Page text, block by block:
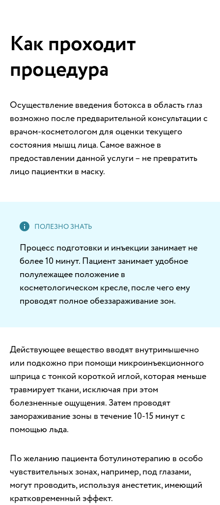
Как проходит
процедура
Осуществление введения ботокса в область глаз
возможно после предварительной консультации с
врачом-косметологом для оценки текущего
состояния мышц лица. Самое важное в
предоставлении данной услуги – не превратить
лицо пациентки в маску.
Процесс подготовки и инъекции занимает не
более 10 минут. Пациент занимает удобное
полулежащее положение в
косметологическом кресле, после чего ему
проводят полное обеззараживание зон.
Действующее вещество вводят внутримышечно
или подкожно при помощи микроинъекционного
шприца с тонкой короткой иглой, которая меньше
травмирует ткани, исключая при этом
болезненные ощущения. Затем проводят
замораживание зоны в течение 10-15 минут с
помощью льда.
По желанию пациента ботулинотерапию в особо
чувствительных зонах, например, под глазами,
могут проводить, используя анестетик, имеющий
кратковременный эффект.